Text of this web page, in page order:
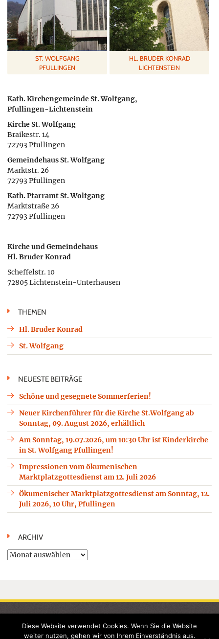
ST. WOLFGANG
PFULLINGEN
HL. BRUDER KONRAD
LICHTENSTEIN
Kath. Kirchengemeinde St. Wolfgang,
Pfullingen-Lichtenstein
Kirche St. Wolfgang
Braikestr. 14
72793 Pfullingen
Gemeindehaus St. Wolfgang
Marktstr. 26
72793 Pfullingen
Kath. Pfarramt St. Wolfgang
Marktstraße 26
72793 Pfullingen
Kirche und Gemeindehaus
Hl. Bruder Konrad
Scheffelstr. 10
72805 Lichtenstein-Unterhausen
THEMEN
Hl. Bruder Konrad
St. Wolfgang
NEUESTE BEITRÄGE
Schöne und gesegnete Sommerferien!
Neuer Kirchenführer für die Kirche St.Wolfgang ab
Sonntag, 09. August 2026, erhältlich
Am Sonntag, 19.07.2026, um 10:30 Uhr ist Kinderkirche
in St. Wolfgang Pfullingen!
Impressionen vom ökumenischen
Marktplatzgottesdienst am 12. Juli 2026
Ökumenischer Marktplatzgottesdienst am Sonntag, 12.
Juli 2026, 10 Uhr, Pfullingen
ARCHIV
Archiv
UNSERE KIRCHENWOLFGANGWEGMEDIENTERMINE
Diese Website verwendet Cookies. Wenn Sie die Website
weiter nutzen, gehen wir von Ihrem Einverständnis aus.